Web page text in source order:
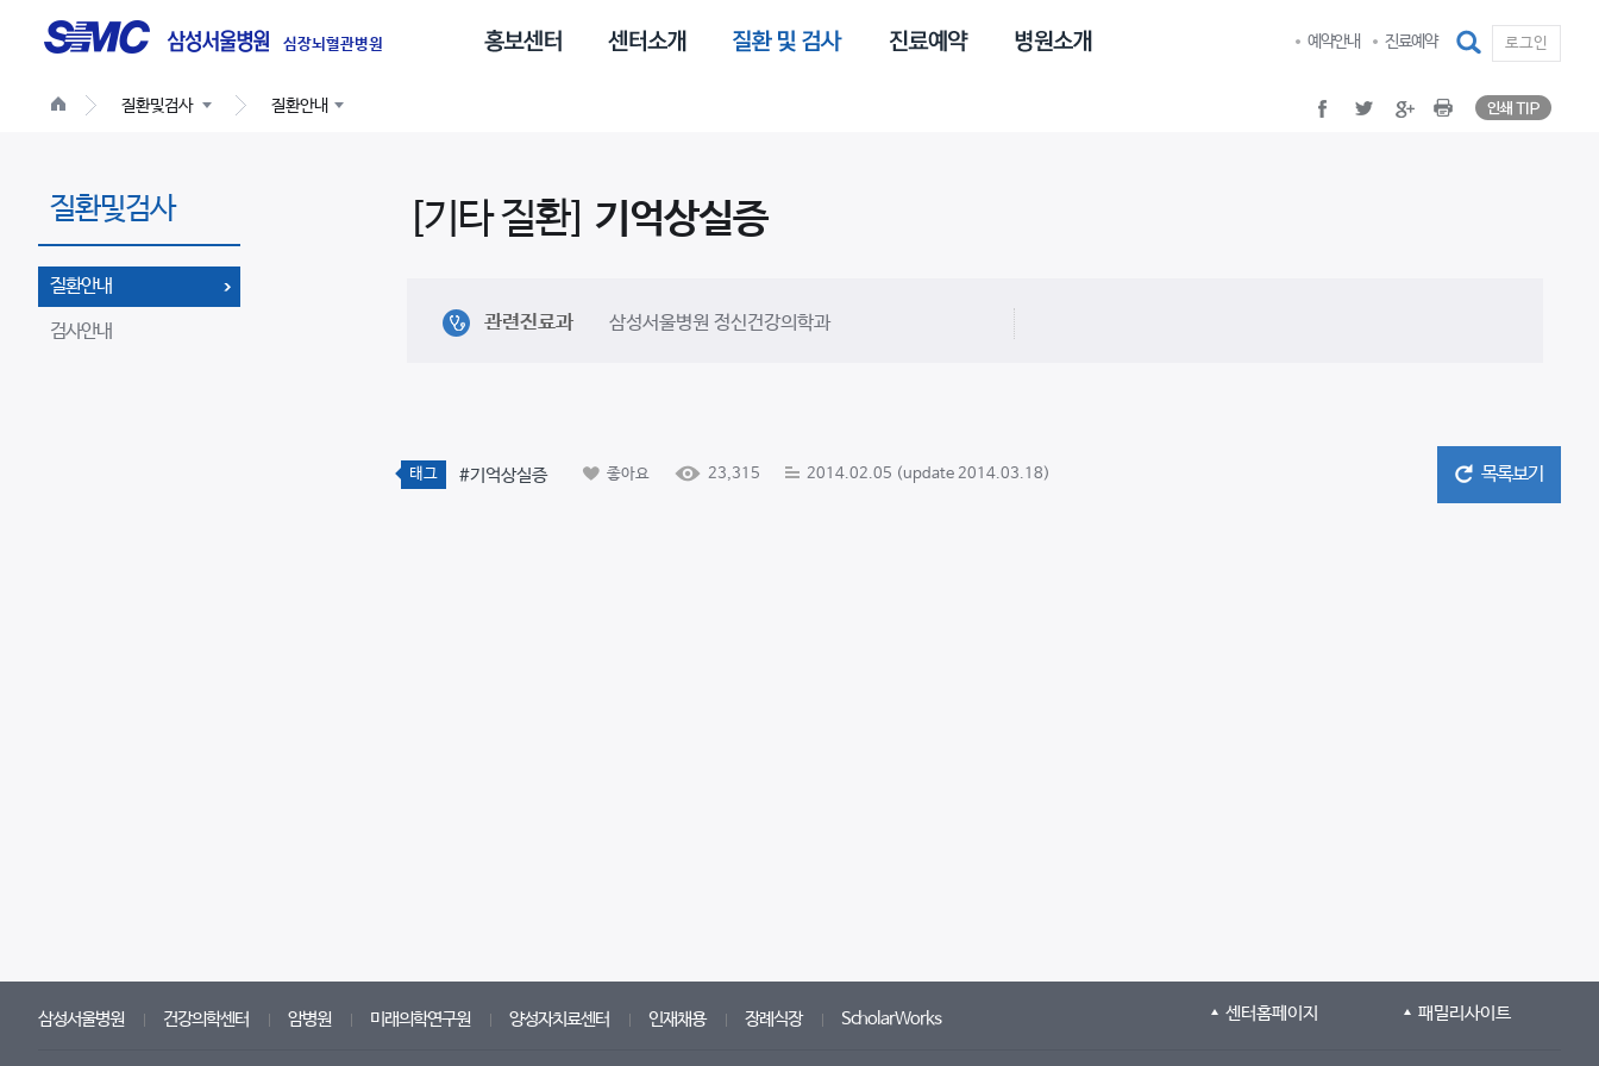
심장뇌혈관병원 로그인
검색
예약안내 진료예약
질환및검사 질환안내 Print
facebook
twitter google plus
질환및검사
질환안내
검사안내
[기타 질환] 기억상실증
관련진료과 삼성서울병원 정신건강의학과
태그 #기억상실증 좋아요 23,315 2014.02.05 (update 2014.03.18) 목록보기
삼성서울병원 건강의학센터 암병원 미래의학연구원 양성자치료센터 인재채용 장례식장 ScholarWorks 센터홈페이지 패밀리사이트